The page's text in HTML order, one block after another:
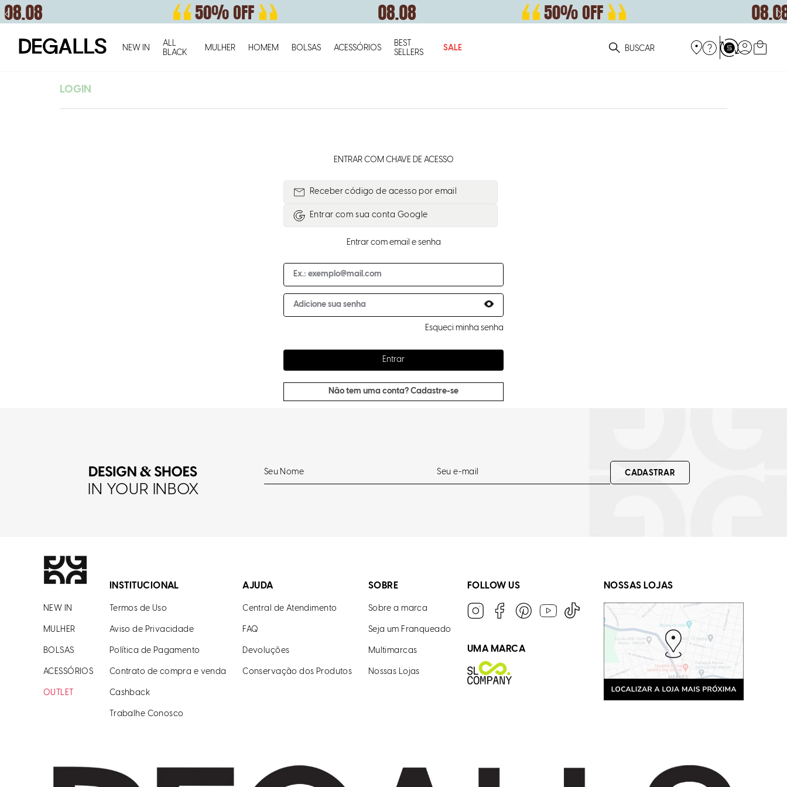
NEW IN
ALL
BLACK
MULHER HOMEM BOLSAS ACESSÓRIOS
BEST
SELLERS
SALE O que você está procurando?
LOGIN
ENTRAR COM CHAVE DE ACESSO
Receber código de acesso por email
Entrar com Google
Entrar com email e senha
Esqueci minha senha
Entrar
Não tem uma conta? Cadastre-se
IN YOUR INBOX
CADASTRAR
NEW IN
MULHER
BOLSAS
ACESSÓRIOS
OUTLET
INSTITUCIONAL
Termos de Uso
Aviso de Privacidade
Política de Pagamento
Contrato de compra e venda
Cashback
Trabalhe Conosco
AJUDA
Central de Atendimento
FAQ
Devoluções
Conservação dos Produtos
SOBRE
Sobre a marca
Seja um Franqueado
Multimarcas
Nossas Lojas
FOLLOW US
UMA MARCA
NOSSAS LOJAS